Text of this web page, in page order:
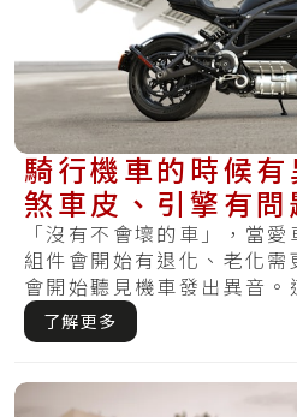
騎行機車的時候
煞車皮、引擎有問
當作沒聽見！
「沒有不會壞的車」，當
組件會開始有退化、老化需
會開始聽見機車發出異音
異音.....
了解更多